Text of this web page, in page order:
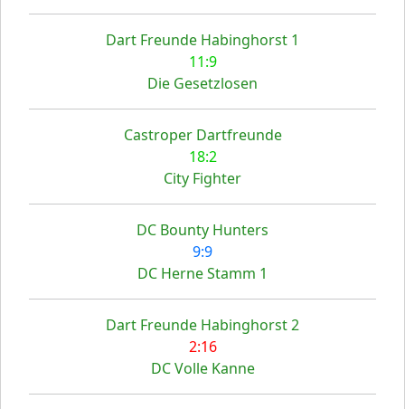
Dart Freunde Habinghorst 1
11:9
Die Gesetzlosen
Castroper Dartfreunde
18:2
City Fighter
DC Bounty Hunters
9:9
DC Herne Stamm 1
Dart Freunde Habinghorst 2
2:16
DC Volle Kanne